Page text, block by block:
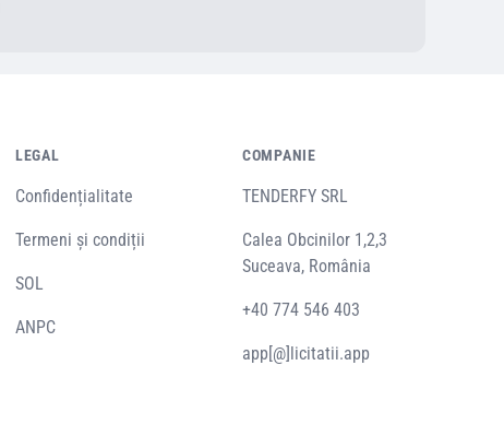
LEGAL
Confidențialitate
Termeni și condiții
SOL
ANPC
COMPANIE
TENDERFY SRL
Calea Obcinilor 1,2,3
Suceava, România
+40 774 546 403
app[@]licitatii.app